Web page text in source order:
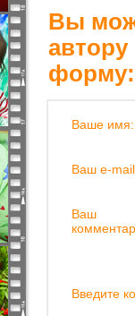
Вы
форму:
Ваше имя:
Ваш e-
Ваш
Введите